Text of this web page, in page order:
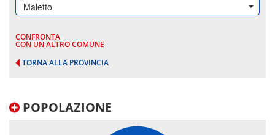
Maletto
CONFRONTA
CON UN ALTRO COMUNE
TORNA ALLA PROVINCIA
POPOLAZIONE